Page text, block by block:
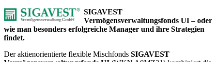
SIGAVEST
Vermögensverwaltungsfonds UI – oder
wie man besonders erfolgreiche Manager und ihre Strategien
findet.
Der aktienorientierte flexible Mischfonds SIGAVEST